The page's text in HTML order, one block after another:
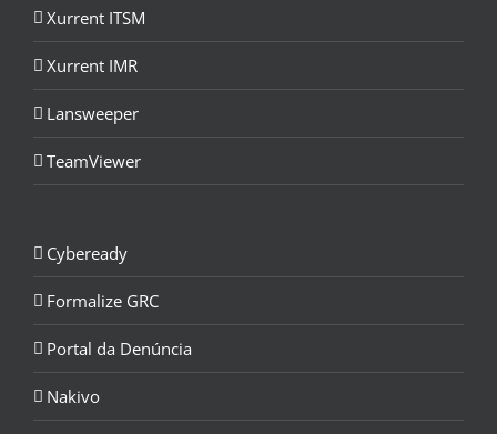
Xurrent ITSM
Xurrent IMR
Lansweeper
TeamViewer
Cybeready
Formalize GRC
Portal da Denúncia
Nakivo